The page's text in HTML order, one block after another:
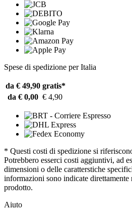
Spese di spedizione per Italia
da € 49,90 gratis*
da € 0,00 € 4,90
* Questi costi di spedizione si
Potrebbero esserci costi aggiuntivi, ad
dimensioni o delle caratterstiche
informazioni sono indicate direttamente
prodotto.
Aiuto